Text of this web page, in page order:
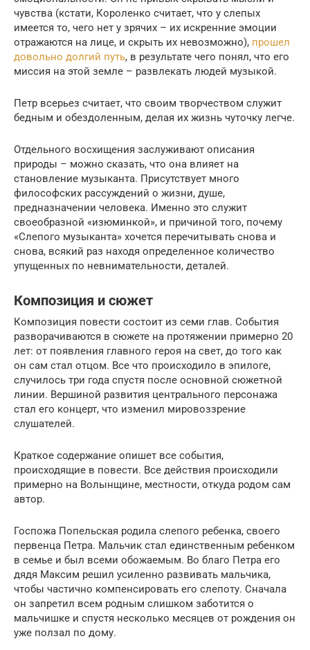
чувства (кстати, Короленко считает, что у слепых
имеется то, чего нет у зрячих – их искренние эмоции
отражаются на лице, и скрыть их невозможно), прошел
довольно долгий путь, в результате чего понял, что его
миссия на этой земле – развлекать людей музыкой.
Петр всерьез считает, что своим творчеством служит
бедным и обездоленным, делая их жизнь чуточку легче.
Отдельного восхищения заслуживают описания
природы – можно сказать, что она влияет на
становление музыканта. Присутствует много
философских рассуждений о жизни, душе,
предназначении человека. Именно это служит
своеобразной «изюминкой», и причиной того, почему
«Слепого музыканта» хочется перечитывать снова и
снова, всякий раз находя определенное количество
упущенных по невнимательности, деталей.
Композиция и сюжет
Композиция повести состоит из семи глав. События
разворачиваются в сюжете на протяжении примерно 20
лет: от появления главного героя на свет, до того как
он сам стал отцом. Все что происходило в эпилоге,
случилось три года спустя после основной сюжетной
линии. Вершиной развития центрального персонажа
стал его концерт, что изменил мировоззрение
слушателей.
Краткое содержание опишет все события,
происходящие в повести. Все действия происходили
примерно на Волынщине, местности, откуда родом сам
автор.
Госпожа Попельская родила слепого ребенка, своего
первенца Петра. Мальчик стал единственным ребенком
в семье и был всеми обожаемым. Во благо Петра его
дядя Максим решил усиленно развивать мальчика,
чтобы частично компенсировать его слепоту. Сначала
он запретил всем родным слишком заботится о
мальчишке и спустя несколько месяцев от рождения он
уже ползал по дому.